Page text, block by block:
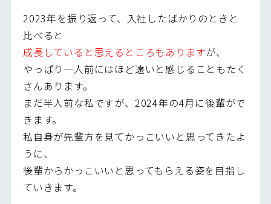
2023年を振り返って、入社したばかりのときと
比べると
成長していると思えるところもありますが、
やっぱり一人前にはほど遠いと感じることもたく
さんあります。
まだ半人前な私ですが、2024年の4月に後輩がで
きます。
私自身が先輩方を見てかっこいいと思ってきたよ
うに、
後輩からかっこいいと思ってもらえる姿を目指し
ていきます。